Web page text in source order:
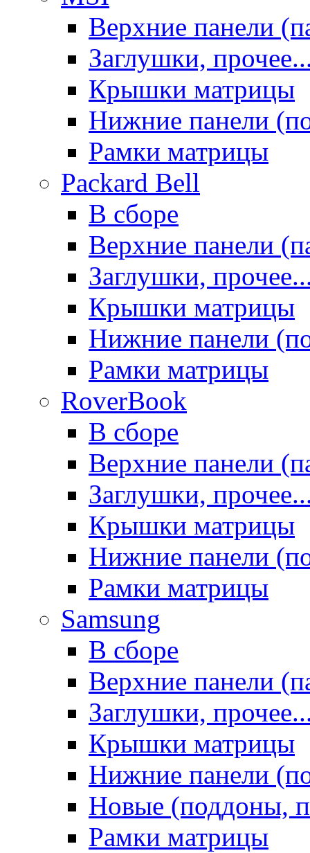
Верхние панели
Заглушки,
Крышки матрицы
Нижние панели
Рамки матрицы
Packard Bell
В сборе
Верхние панели
Заглушки,
Крышки матрицы
Нижние панели
Рамки матрицы
RoverBook
В сборе
Верхние панели
Заглушки,
Крышки матрицы
Нижние панели
Рамки матрицы
Samsung
В сборе
Верхние панели
Заглушки,
Крышки матрицы
Нижние панели
Новые (поддоны,
Рамки матрицы